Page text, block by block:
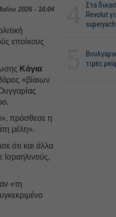
2026 - 16:04
εποίκους
Κάγια
«βίαιων
πρόσθεσε η
μέλη».
ότι και άλλα
Ισραηλινούς,
«τη
Στα
Revolut
τιμές